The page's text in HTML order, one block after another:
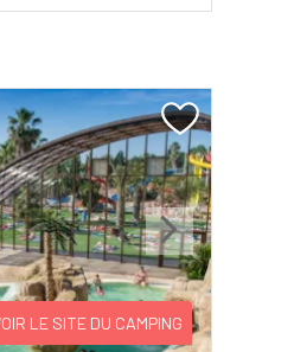
Next
LE SITE DU CAMPING